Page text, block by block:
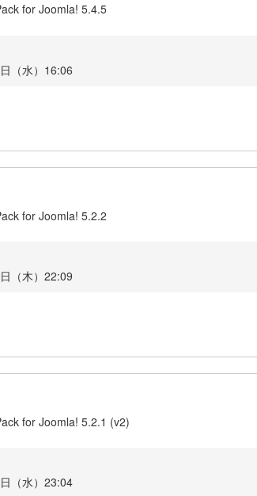
for Joomla! 5.4.5
（水）16:06
for Joomla! 5.2.2
（木）22:09
for Joomla! 5.2.1 (v2)
（水）23:04